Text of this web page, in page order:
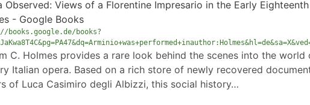
Observed: Views of a Florentine Impresario in the Early
- Google Books
books.google.de/books?
C. Holmes provides a rare look behind the scenes into the
Italian opera. Based on a rich store of newly recovered
of Luca Casimiro degli Albizzi, this social history…